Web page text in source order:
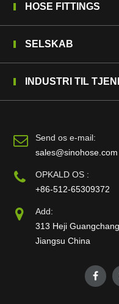
HOSE FITTINGS
SELSKAB
INDUSTRI TIL
Send os e-mail:
sales@sinohose.com
OPKALD OS :
+86-512-65309372
Add:
313 Heji
Jiangsu China